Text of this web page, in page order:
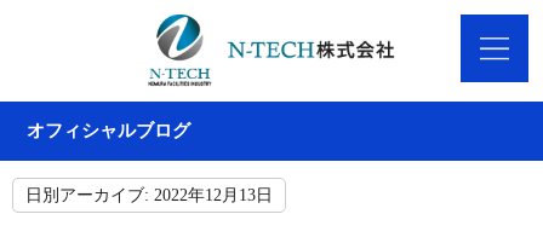
オフィシャルブログ
日別アーカイブ: 2022年12月13日